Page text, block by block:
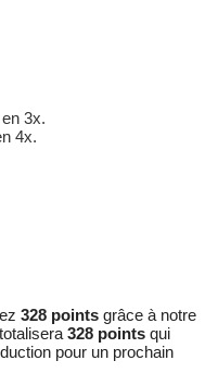
3x.
4x.
328 points grâce à notre
328 points qui
pour un prochain